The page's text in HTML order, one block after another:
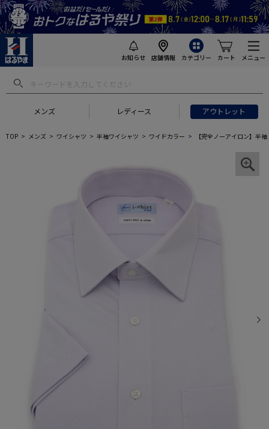
お知らせ 店舗情報 カテゴリー カート メニュー
メンズ レディース アウトレット
TOP メンズ ワイシャツ 半袖ワイシャツ ワイドカラー 【完全ノーアイロン】半